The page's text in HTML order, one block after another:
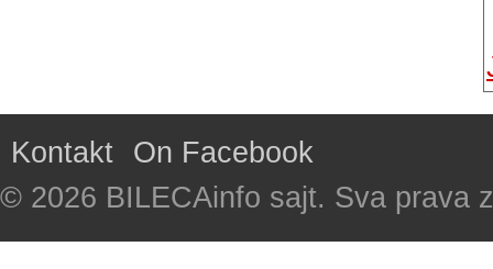
Kontakt
On Facebook
© 2026 BILECAinfo sajt. Sva prava